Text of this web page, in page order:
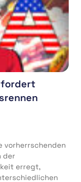
fordert
vorherrschenden
der
erregt,